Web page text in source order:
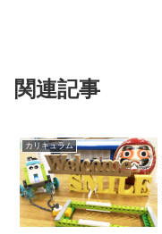
関連記事
カリキュラム